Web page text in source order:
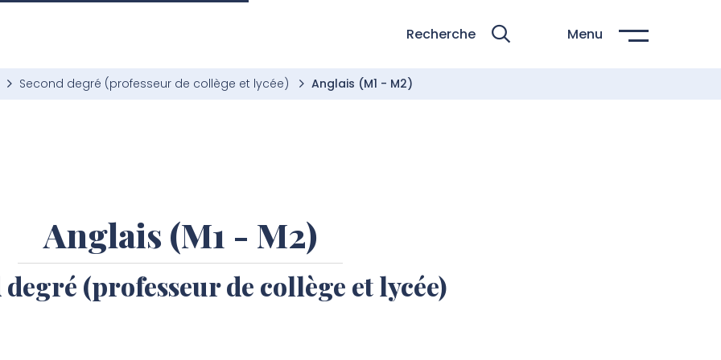
Recherche Menu
Second degré (professeur de collège et lycée) Anglais (M1 - M2)
Anglais (M1 - M2)
degré (professeur de collège et lycée)